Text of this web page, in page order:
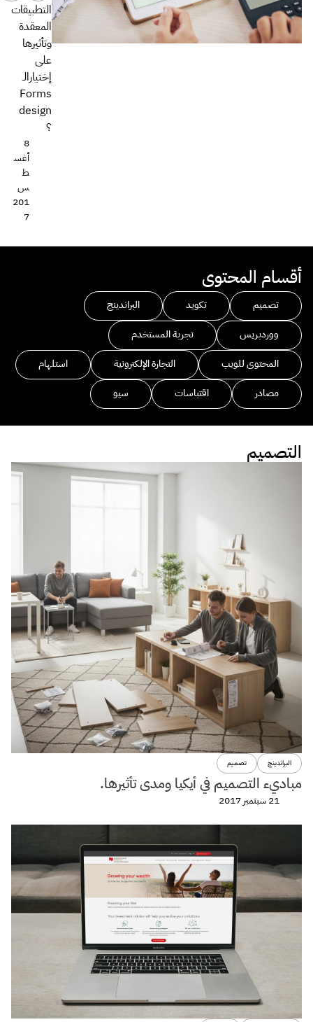
التطبيقات
المعقدة
وتأثيرها
على
إختيارالـ
Forms
design
؟
8
أغس
ط
س
201
7
أقسام المحتوى
تصميم تكويد
البراندينج
ووردبريس
تجربة المستخدم
المحتوى للويب
التجارة الإلكترونية
استلهام
مصادر
اقتباسات سيو
التصميم
البراندينج تصميم
مباديء التصميم في أيكيا ومدى تأثيرها.
21 سبتمبر 2017